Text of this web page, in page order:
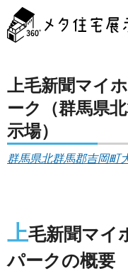
タ
住
場
コ
ン
テ
ン
プ
上⽑新聞マイ
ーク（群馬県
示場）
群馬県北群馬郡吉岡町
上⽑新聞マイ
パークの概要